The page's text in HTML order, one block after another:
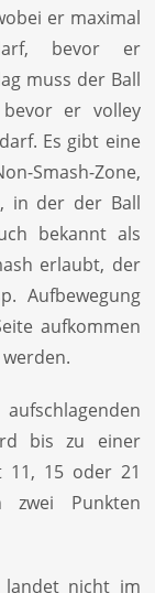
er maximal
bevor er
muss der Ball
er volley
Es gibt eine
Smash-Zone,
in der der Ball
bekannt als
erlaubt, der
Aufbewegung
aufkommen
bis zu einer
11, 15 oder 21
zwei Punkten
landet nicht im